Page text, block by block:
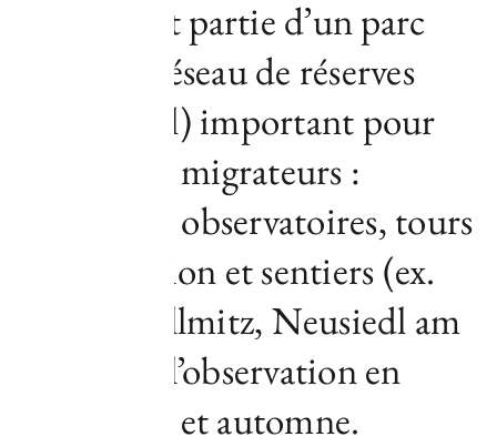
secteur fait partie d’un parc
national/réseau de réserves
(Seewinkel) important pour
les oiseaux migrateurs :
nombreux observatoires, tours
d’observation et sentiers (ex.
autour d’Illmitz, Neusiedl am
See) pour l’observation en
printemps et automne.